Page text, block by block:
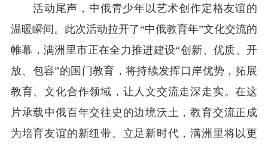
活动尾声，中俄青少年以艺术创作定格友谊的
温暖瞬间。此次活动拉开了“中俄教育年”文化交流的
帷幕，满洲里市正在全力推进建设“创新、优质、开
放、包容”的国门教育，将持续发挥口岸优势，拓展
教育、文化合作领域，让人文交流走深走实。在这
片承载中俄百年交往史的边境沃土，教育交流正成
为培育友谊的新纽带。立足新时代，满洲里将以更